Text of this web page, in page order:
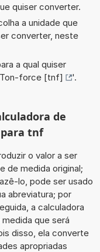
quiser converter.
a unidade que
converter, neste
a qual quiser
Ton-force [tnf] '.
de
tnf
o valor a ser
de medida original;
lo, pode ser usado
abreviatura; por
a calculadora
que será
disso, ela converte
apropriadas